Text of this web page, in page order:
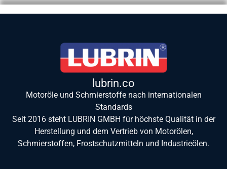
lubrin.co
Motoröle und Schmierstoffe nach internationalen
Standards
Seit 2016 steht LUBRIN GMBH für höchste Qualität in der
Herstellung und dem Vertrieb von Motorölen,
Schmierstoffen, Frostschutzmitteln und Industrieölen.